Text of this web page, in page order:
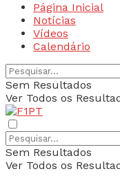
Página Inicial
Notícias
Vídeos
Calendário
Sem Resultados
Ver Todos os
Sem Resultados
Ver Todos os